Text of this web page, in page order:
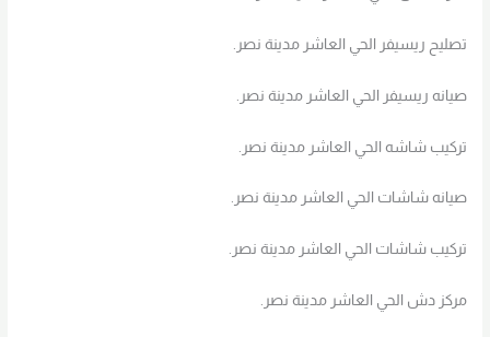
تصليح ريسيفر الحي العاشر مدينة نصر.
صيانه ريسيفر الحي العاشر مدينة نصر.
تركيب شاشه الحي العاشر مدينة نصر.
صيانه شاشات الحي العاشر مدينة نصر.
تركيب شاشات الحي العاشر مدينة نصر.
مركز دش الحي العاشر مدينة نصر.